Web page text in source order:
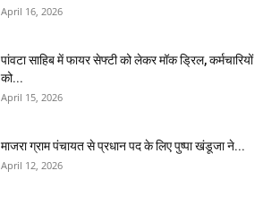
April 16, 2026
पांवटा साहिब में फायर सेफ्टी को लेकर मॉक ड्रिल, कर्मचारियों
को...
April 15, 2026
माजरा ग्राम पंचायत से प्रधान पद के लिए पुष्पा खंडूजा ने...
April 12, 2026